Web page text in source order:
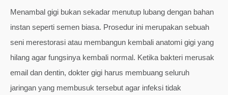
Menambal gigi bukan sekadar menutup lubang dengan bahan
instan seperti semen biasa. Prosedur ini merupakan sebuah
seni merestorasi atau membangun kembali anatomi gigi yang
hilang agar fungsinya kembali normal. Ketika bakteri merusak
email dan dentin, dokter gigi harus membuang seluruh
jaringan yang membusuk tersebut agar infeksi tidak